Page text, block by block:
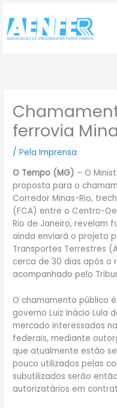
para
conteúdo
ferrovia
/Pela Imprensa
O Tempo (MG) – O
proposta para o
Corredor Minas-Rio,
(FCA) entre o Centro-
Rio de Janeiro, revelam
ainda enviará o projeto
Transportes Terrestres
cerca de 30 dias após o
acompanhado pelo
O chamamento público
governo Luiz Inácio Lula
mercado interessados
federais, mediante
que atualmente estão
pouco utilizados pelas
subutilizados serão
autorizatários em